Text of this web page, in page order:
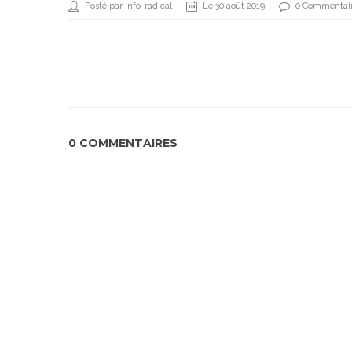
Posté par info-radical Le 30 août 2019 0
0 COMMENTAIRES